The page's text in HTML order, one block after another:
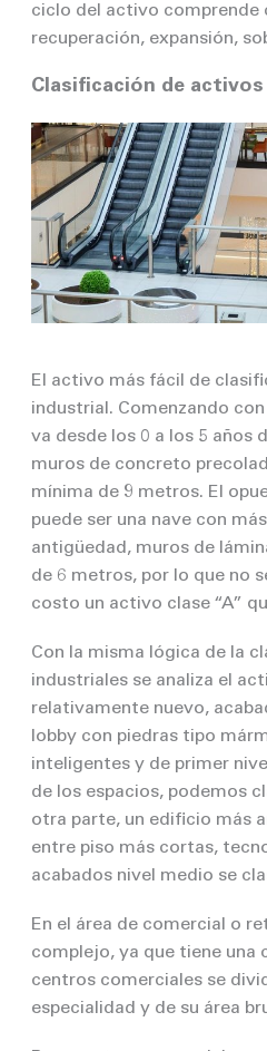
ciclo del activo comprende
recuperación, expansión,
Clasificación de activos
El activo más fácil de
industrial. Comenzando con
va desde los 0 a los 5 años
muros de concreto
mínima de 9 metros. El
puede ser una nave con
antigüedad, muros de
de 6 metros, por lo que no
costo un activo clase “A”
Con la misma lógica de la
industriales se analiza el
relativamente nuevo,
lobby con piedras tipo
inteligentes y de primer
de los espacios, podemos
otra parte, un edificio más
entre piso más cortas,
acabados nivel medio se
En el área de comercial o
complejo, ya que tiene una
centros comerciales se
especialidad y de su área